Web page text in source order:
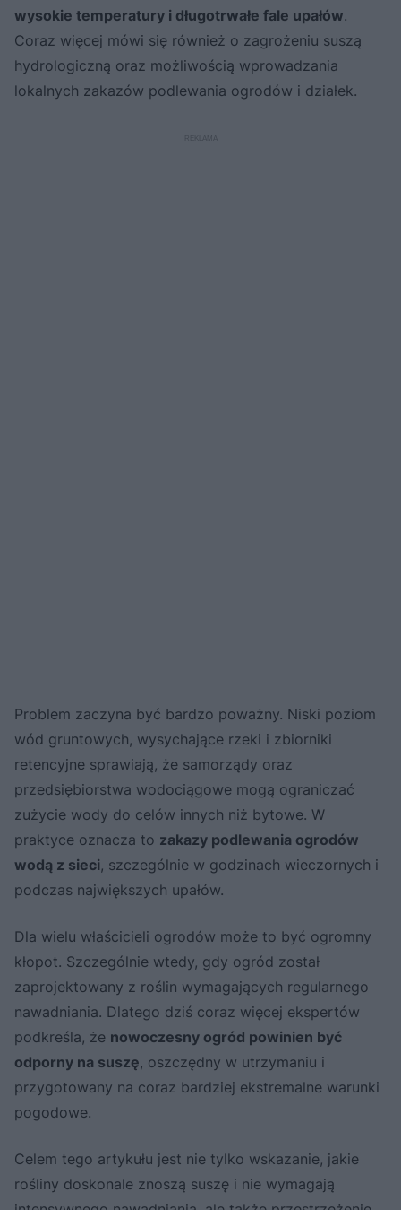
wysokie temperatury i długotrwałe fale upałów.
Coraz więcej mówi się również o zagrożeniu suszą
hydrologiczną oraz możliwością wprowadzania
lokalnych zakazów podlewania ogrodów i działek.
Problem zaczyna być bardzo poważny. Niski poziom
wód gruntowych, wysychające rzeki i zbiorniki
retencyjne sprawiają, że samorządy oraz
przedsiębiorstwa wodociągowe mogą ograniczać
zużycie wody do celów innych niż bytowe. W
praktyce oznacza to zakazy podlewania ogrodów
wodą z sieci, szczególnie w godzinach wieczornych i
podczas największych upałów.
Dla wielu właścicieli ogrodów może to być ogromny
kłopot. Szczególnie wtedy, gdy ogród został
zaprojektowany z roślin wymagających regularnego
nawadniania. Dlatego dziś coraz więcej ekspertów
podkreśla, że nowoczesny ogród powinien być
odporny na suszę, oszczędny w utrzymaniu i
przygotowany na coraz bardziej ekstremalne warunki
pogodowe.
Celem tego artykułu jest nie tylko wskazanie, jakie
rośliny doskonale znoszą suszę i nie wymagają